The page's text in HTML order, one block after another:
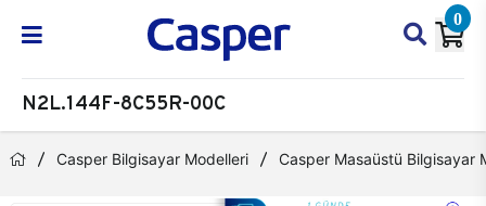
0
N2L.144F-8C55R-00C
Casper Bilgisayar Modelleri Casper Masaüstü Bilgisayar